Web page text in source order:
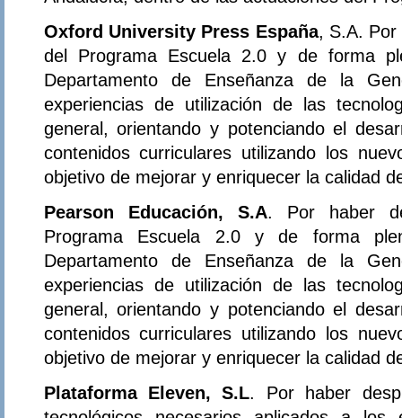
Oxford University Press España, S.A. Por
del Programa Escuela 2.0 y de forma
Departamento de Enseñanza de la
experiencias de utilización de las
general, orientando y potenciando el
contenidos curriculares utilizando los
objetivo de mejorar y enriquecer la calidad
Pearson Educación, S.A. Por haber
Programa Escuela 2.0 y de forma
Departamento de Enseñanza de la
experiencias de utilización de las
general, orientando y potenciando el
contenidos curriculares utilizando los
objetivo de mejorar y enriquecer la calidad
Plataforma Eleven, S.L. Por haber